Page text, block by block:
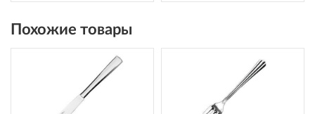
Похожие товары